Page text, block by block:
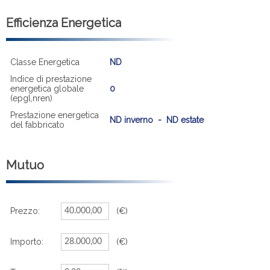
Efficienza Energetica
Classe Energetica
ND
Indice di prestazione
energetica globale
(epgl,nren)
0
Prestazione energetica
del fabbricato
ND inverno - ND estate
Mutuo
Prezzo: (€)
Importo: (€)